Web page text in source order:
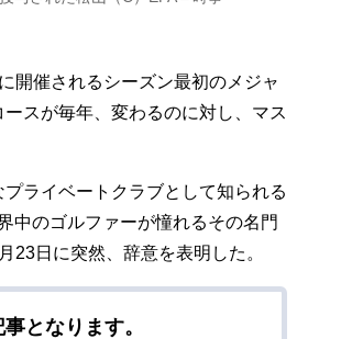
開催されるシーズン最初のメジャ
スが毎年、変わるのに対し、マス
ライベートクラブとして知られる
中のゴルファーが憧れるその名門
23日に突然、辞意を表明した。
となります。